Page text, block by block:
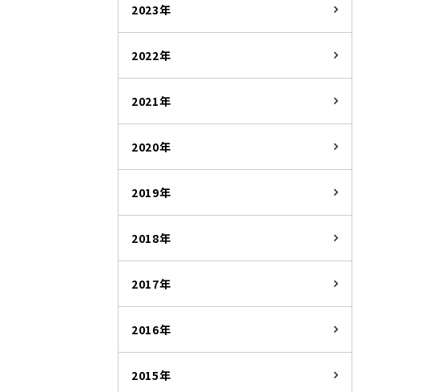
2023年
2022年
2021年
2020年
2019年
2018年
2017年
2016年
2015年